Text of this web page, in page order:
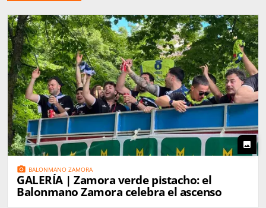
photo
photo_camera BALONMANO ZAMORA
GALERÍA | Zamora verde pistacho: el
Balonmano Zamora celebra el ascenso